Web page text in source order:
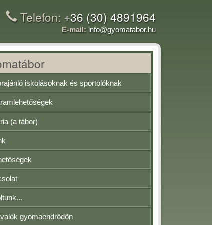
Telefon: +36 (30) 4891964
E-mail: info@gyomatabor.hu
iskolásoknak és sportolóknak
(a tábor)
gyomaendrődön